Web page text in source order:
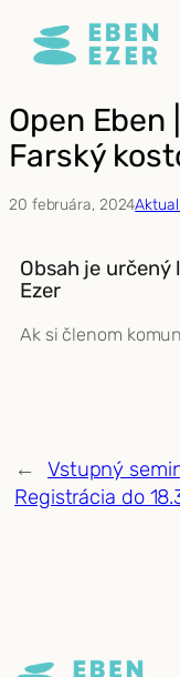
Prejsť
Open Eben
Farský
20 februára, 2024
Obsah je
Ezer
Ak si členom
←
Vstupný
Registrácia do